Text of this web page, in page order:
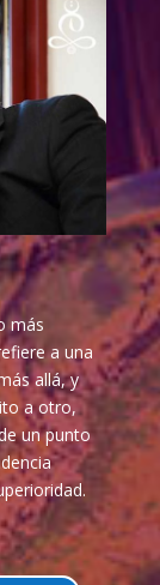
más
a una
allá, y
a otro,
un punto